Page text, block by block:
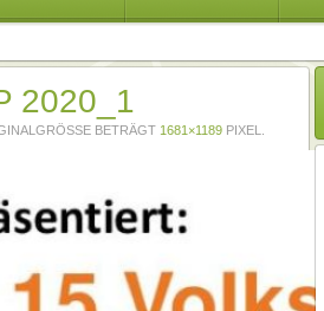
2020_1
BETRÄGT 1681×1189 PIXEL.